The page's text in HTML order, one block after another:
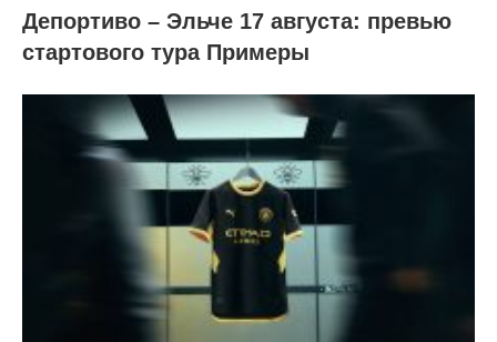
Депортиво – Эльче 17 августа: превью
стартового тура Примеры